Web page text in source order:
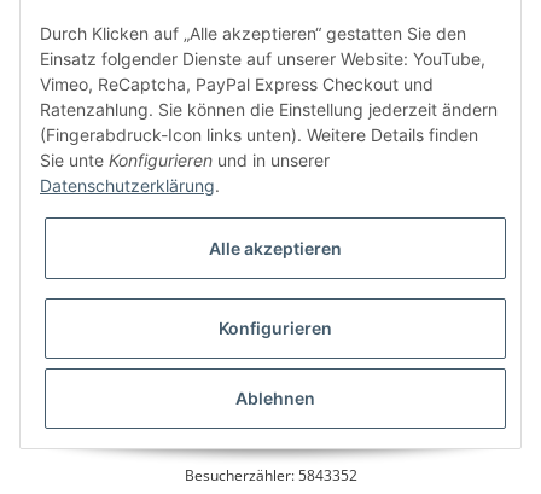
Bitte senden Sie mir entsprechend IhrerDatenschutzerklärungregelmäßig und
jederzeit widerruflich Informationen zu Ihrem Produktsortiment per E-Mail zu.
* Alle Preise inkl. gesetzlicher USt., zzgl.
Besucherzähler: 5843352
Durch Klicken auf „Alle akzeptieren“ gestatten Sie den
Einsatz folgender Dienste auf unserer Website: YouTube,
Vimeo, ReCaptcha, PayPal Express Checkout und
Ratenzahlung. Sie können die Einstellung jederzeit ändern
(Fingerabdruck-Icon links unten). Weitere Details finden
Sie unte Konfigurieren und in unserer
Datenschutzerklärung.
Alle akzeptieren
Konfigurieren
Ablehnen